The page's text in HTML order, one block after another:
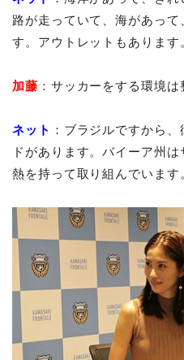
路が走っていて、海があっ
す。アウトレットもあります
加藤 ：サッカーをする環境
ネット ：ブラジルですから
ドがあります。バイーア州
熱を持って取り組んでいます